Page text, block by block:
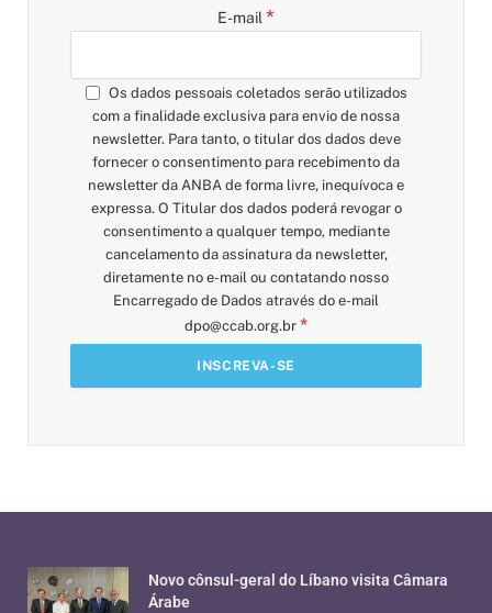
E-mail *
Os dados pessoais coletados serão utilizados
com a finalidade exclusiva para envio de nossa
newsletter. Para tanto, o titular dos dados deve
fornecer o consentimento para recebimento da
newsletter da ANBA de forma livre, inequívoca e
expressa. O Titular dos dados poderá revogar o
consentimento a qualquer tempo, mediante
cancelamento da assinatura da newsletter,
diretamente no e-mail ou contatando nosso
Encarregado de Dados através do e-mail
dpo@ccab.org.br *
Novo cônsul-geral do Líbano visita Câmara
Árabe